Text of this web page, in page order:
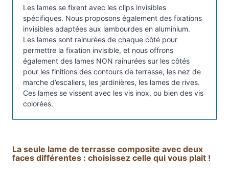
0
€
n
d
e
l
a
m
e
c
s
Les lames se fixent avec les clips invisibles
spécifiques. Nous proposons également des fixations
invisibles adaptées aux lambourdes en aluminium.
Les lames sont rainurées de chaque côté pour
permettre la fixation invisible, et nous offrons
également des lames NON rainurées sur les côtés
pour les finitions des contours de terrasse, les nez de
marche d’escaliers, les jardinières, les lames de rives.
Ces lames se vissent avec les vis inox, ou bien des vis
colorées.
La seule lame de terrasse composite avec deux
faces différentes : choisissez celle qui vous plait !